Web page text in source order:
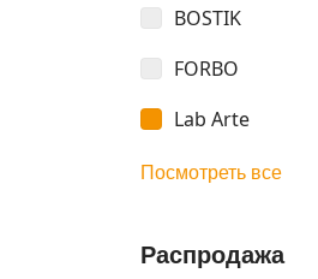
BOSTIK
FORBO
Lab Arte
Посмотреть все
Распродажа